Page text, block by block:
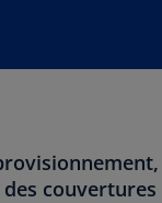
couvertures